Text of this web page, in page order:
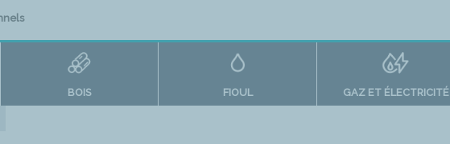
BOIS FIOUL GAZ ET ÉLECTRICITÉ